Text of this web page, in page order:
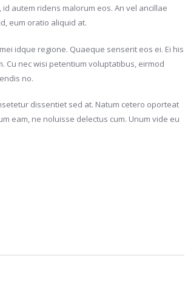
autem ridens malorum eos. An vel ancillae
eum oratio aliquid at.
idque regione. Quaeque senserit eos ei. Ei his
Cu nec wisi petentium voluptatibus, eirmod
no.
dissentiet sed at. Natum cetero oporteat
eam, ne noluisse delectus cum. Unum vide eu